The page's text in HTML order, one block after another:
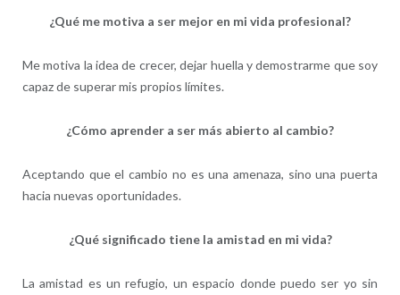
¿Qué me motiva a ser mejor en mi vida profesional?
Me motiva la idea de crecer, dejar huella y demostrarme que soy
capaz de superar mis propios límites.
¿Cómo aprender a ser más abierto al cambio?
Aceptando que el cambio no es una amenaza, sino una puerta
hacia nuevas oportunidades.
¿Qué significado tiene la amistad en mi vida?
La amistad es un refugio, un espacio donde puedo ser yo sin